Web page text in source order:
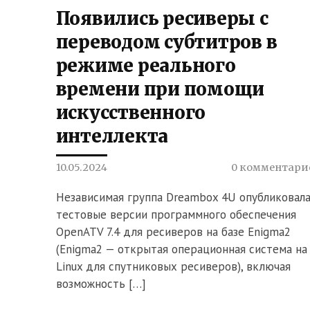
Появились ресиверы с
переводом субтитров в
режиме реального
времени при помощи
искусственного
интеллекта
10.05.2024 0
Независимая группа Dreambox 4U опубликовала
тестовые версии программного обеспечения
OpenATV 7.4 для ресиверов на базе Enigma2
(Enigma2 — открытая операционная система на
Linux для спутниковых ресиверов), включая
возможность […]